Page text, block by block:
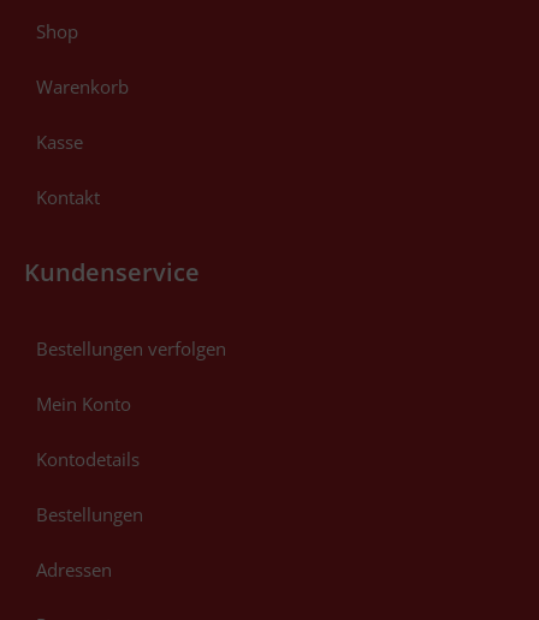
Shop
Warenkorb
Kasse
Kontakt
Kundenservice
Bestellungen verfolgen
Mein Konto
Kontodetails
Bestellungen
Adressen